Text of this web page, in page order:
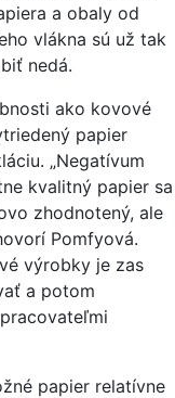
a obaly od
vlákna sú už tak
nedá.
ako kovové
papier
„Negatívum
kvalitný papier sa
zhodnotený, ale
Pomfyová.
výrobky je zas
a potom
papier relatívne